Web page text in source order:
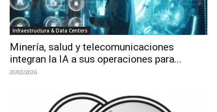
Infraestructura & Data Centers
Minería, salud y telecomunicaciones
integran la IA a sus operaciones para...
20/02/2026